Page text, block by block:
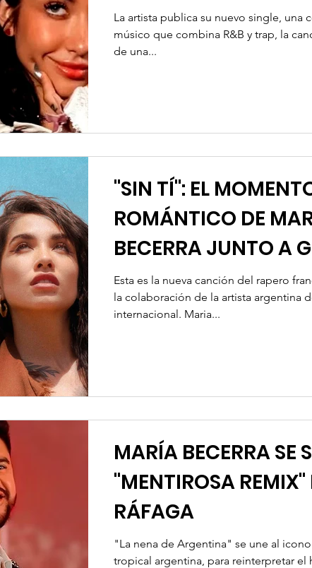
La artista publica su nuevo single, una
músico que combina R&B y trap, la
de una...
"SIN TÍ": EL
ROMÁNTICO DE
BECERRA JUNTO A
Esta es la nueva canción del rapero
la colaboración de la artista argentina
internacional. Maria...
MARÍA BECERRA SE
"MENTIROSA REMIX"
RÁFAGA
"La nena de Argentina" se une al
tropical argentina, para reinterpretar el